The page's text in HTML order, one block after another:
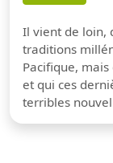
Il vient de loin,
traditions
Pacifique,
et qui ces
terribles